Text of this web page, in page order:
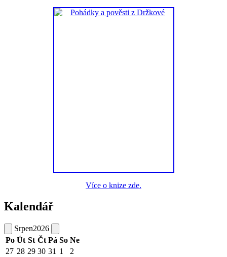
Více o knize zde.
Kalendář
Srpen2026
Po Út St Čt Pá So Ne
27 28 29 30 31 1
2